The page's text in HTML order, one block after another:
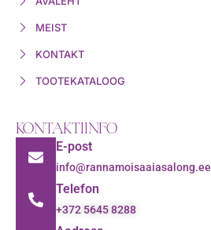
MEIST
KONTAKT
TOOTEKATALOOG
KONTAKTIINFO
E-post
info@rannamoisaaiasalong.ee
Telefon
+372 5645 8288